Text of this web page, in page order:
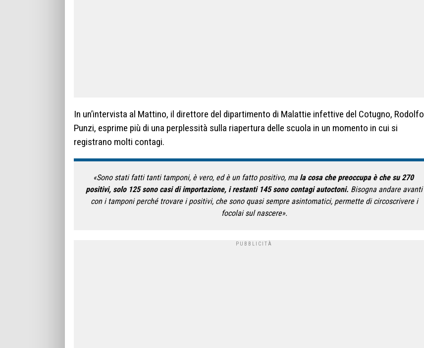
In un’intervista al Mattino, il direttore del dipartimento di Malattie infettive del Cotugno, Rodolfo
Punzi, esprime più di una perplessità sulla riapertura delle scuola in un momento in cui si
registrano molti contagi.
«Sono stati fatti tanti tamponi, è vero, ed è un fatto positivo, ma la cosa che preoccupa è che su 270
positivi, solo 125 sono casi di importazione, i restanti 145 sono contagi autoctoni. Bisogna andare avanti
con i tamponi perché trovare i positivi, che sono quasi sempre asintomatici, permette di circoscrivere i
focolai sul nascere».